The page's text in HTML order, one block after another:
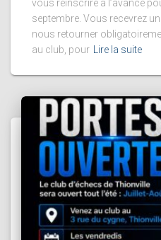
vous réinscrire à l’avance
septembre. Vous recevrez
nous retourner
au club, pour Lire la suite